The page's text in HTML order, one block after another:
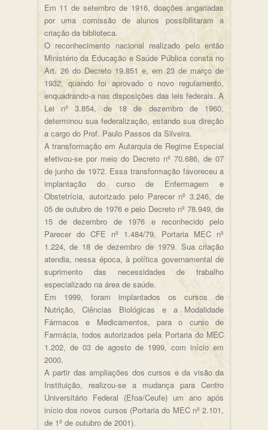
Em 11 de setembro de 1916, doações angariadas
por uma comissão de alunos possibilitaram a
criação da biblioteca.
O reconhecimento nacional realizado pelo então
Ministério da Educação e Saúde Pública consta no
Art. 26 do Decreto 19.851 e, em 23 de março de
1932, quando foi aprovado o novo regulamento,
enquadrando-a nas disposições das leis federais. A
Lei nº 3.854, de 18 de dezembro de 1960,
determinou sua federalização, estando sua direção
a cargo do Prof. Paulo Passos da Silveira.
A transformação em Autarquia de Regime Especial
efetivou-se por meio do Decreto nº 70.686, de 07
de junho de 1972. Essa transformação favoreceu a
implantação do curso de Enfermagem e
Obstetrícia, autorizado pelo Parecer nº 3.246, de
05 de outubro de 1976 e pelo Decreto nº 78.949, de
15 de dezembro de 1976 e reconhecido pelo
Parecer do CFE nº 1.484/79, Portaria MEC nº
1.224, de 18 de dezembro de 1979. Sua criação
atendia, nessa época, à política governamental de
suprimento das necessidades de trabalho
especializado na área de saúde.
Em 1999, foram implantados os cursos de
Nutrição, Ciências Biológicas e a Modalidade
Fármacos e Medicamentos, para o curso de
Farmácia, todos autorizados pela Portaria do MEC
1.202, de 03 de agosto de 1999, com início em
2000.
A partir das ampliações dos cursos e da visão da
Instituição, realizou-se a mudança para Centro
Universitário Federal (Efoa/Ceufe) um ano após
início dos novos cursos (Portaria do MEC nº 2.101,
de 1º de outubro de 2001).